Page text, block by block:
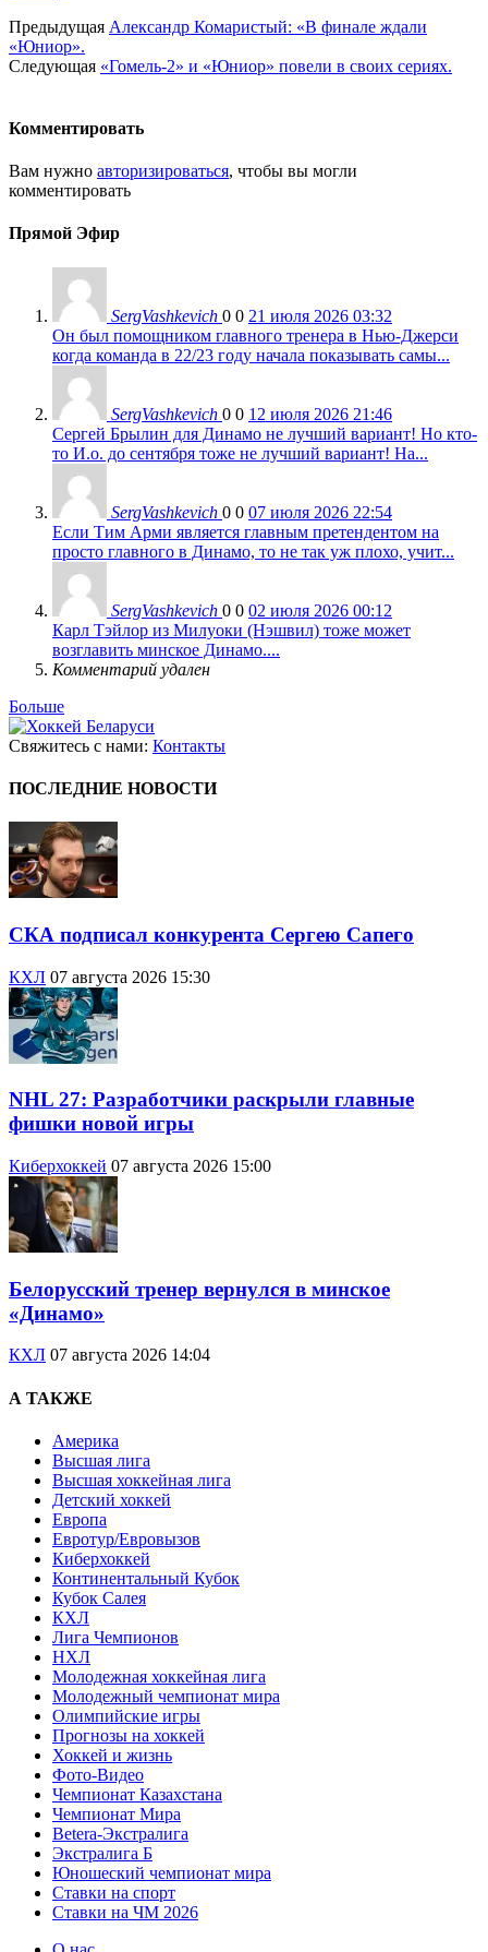
Предыдущая Александр Комаристый: «В финале ждали
«Юниор».
Следующая «Гомель-2» и «Юниор» повели в своих сериях.
Комментировать
Вам нужно авторизироваться, чтобы вы могли
комментировать
Прямой Эфир
SergVashkevich 0 0 21 июля 2026 03:32
Он был помощником главного тренера в Нью-Джерси
когда команда в 22/23 году начала показывать самы...
SergVashkevich 0 0 12 июля 2026 21:46
Сергей Брылин для Динамо не лучший вариант! Но кто-
то И.о. до сентября тоже не лучший вариант! На...
SergVashkevich 0 0 07 июля 2026 22:54
Если Тим Арми является главным претендентом на
просто главного в Динамо, то не так уж плохо, учит...
SergVashkevich 0 0 02 июля 2026 00:12
Карл Тэйлор из Милуоки (Нэшвил) тоже может
возглавить минское Динамо....
Комментарий удален
Больше
Свяжитесь с нами: Контакты
ПОСЛЕДНИЕ НОВОСТИ
СКА подписал конкурента Сергею Сапего
КХЛ 07 августа 2026 15:30
NHL 27: Разработчики раскрыли главные
фишки новой игры
Киберхоккей 07 августа 2026 15:00
Белорусский тренер вернулся в минское
«Динамо»
КХЛ 07 августа 2026 14:04
А ТАКЖЕ
Америка
Высшая лига
Высшая хоккейная лига
Детский хоккей
Европа
Евротур/Евровызов
Киберхоккей
Континентальный Кубок
Кубок Салея
КХЛ
Лига Чемпионов
НХЛ
Молодежная хоккейная лига
Молодежный чемпионат мира
Олимпийские игры
Прогнозы на хоккей
Хоккей и жизнь
Фото-Видео
Чемпионат Казахстана
Чемпионат Мира
Betera-Экстралига
Экстралига Б
Юношеский чемпионат мира
Ставки на спорт
Ставки на ЧМ 2026